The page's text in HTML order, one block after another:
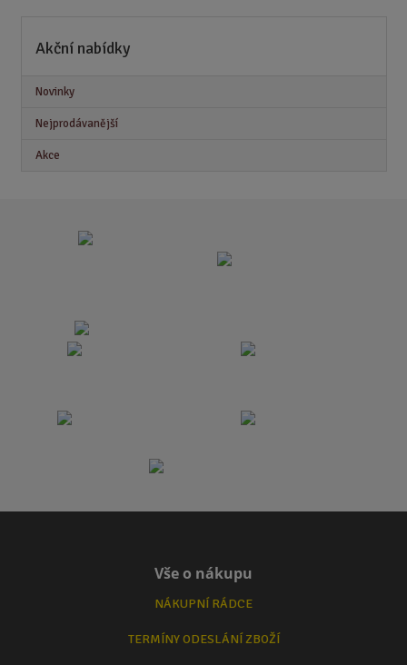
Akční nabídky
Novinky
Nejprodávanější
Akce
Vše o nákupu
NÁKUPNÍ RÁDCE
TERMÍNY ODESLÁNÍ ZBOŽÍ